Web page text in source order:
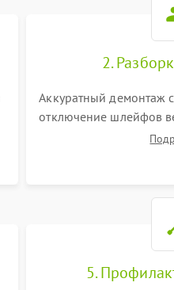
2.
Аккуратный демонтаж
отключение шлейфов
старой термопасты с
5.